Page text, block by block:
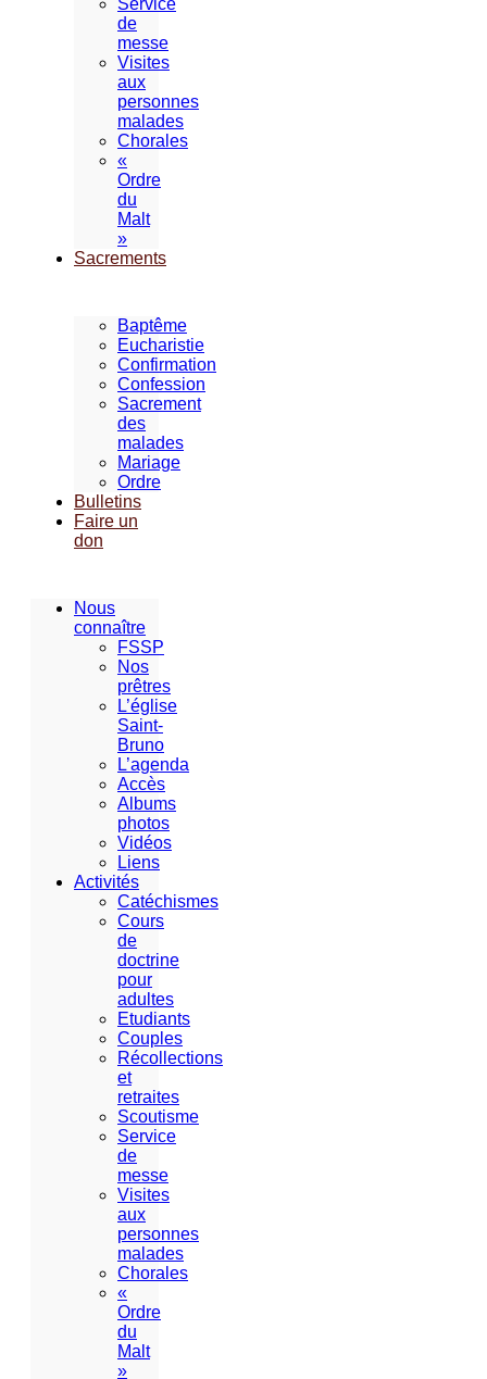
Service
de
messe
Visites
aux
personnes
malades
Chorales
«
Ordre
du
Malt
»
Sacrements
Baptême
Eucharistie
Confirmation
Confession
Sacrement
des
malades
Mariage
Ordre
Bulletins
Faire un
don
Nous
connaître
FSSP
Nos
prêtres
L’église
Saint-
Bruno
L’agenda
Accès
Albums
photos
Vidéos
Liens
Activités
Catéchismes
Cours
de
doctrine
pour
adultes
Etudiants
Couples
Récollections
et
retraites
Scoutisme
Service
de
messe
Visites
aux
personnes
malades
Chorales
«
Ordre
du
Malt
»